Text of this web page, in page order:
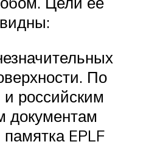
По
российским
документам
памятка EPLF